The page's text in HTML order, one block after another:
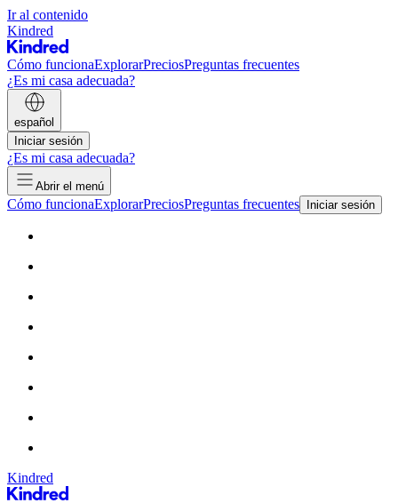
Ir al contenido
Kindred
Cómo funcionaExplorarPreciosPreguntas frecuentes
¿Es mi casa adecuada?
español
Iniciar sesión
¿Es mi casa adecuada?
Abrir el menú
Cómo funcionaExplorarPreciosPreguntas frecuentes Iniciar sesión
Kindred